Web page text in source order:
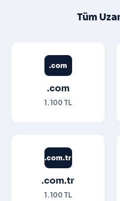
Tüm
.com
.com
1.100 TL
.com.tr
.com.tr
1.100 TL